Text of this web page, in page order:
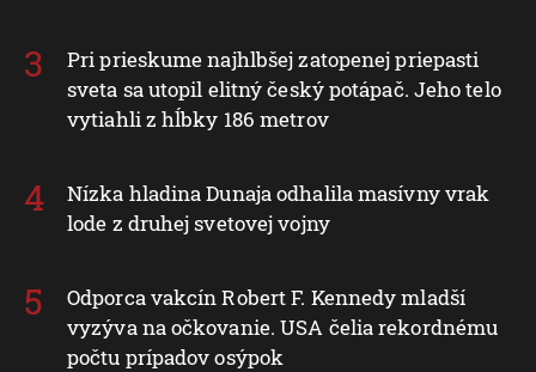
Pri prieskume najhlbšej zatopenej priepasti
sveta sa utopil elitný český potápač. Jeho telo
vytiahli z hĺbky 186 metrov
Nízka hladina Dunaja odhalila masívny vrak
lode z druhej svetovej vojny
Odporca vakcín Robert F. Kennedy mladší
vyzýva na očkovanie. USA čelia rekordnému
počtu prípadov osýpok